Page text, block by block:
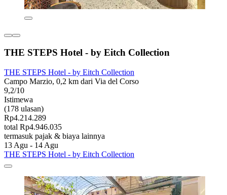
THE STEPS Hotel - by Eitch Collection
THE STEPS Hotel - by Eitch Collection
Campo Marzio, 0,2 km dari Via del Corso
9,2/10
Istimewa
(178 ulasan)
Rp4.214.289
total Rp4.946.035
termasuk pajak & biaya lainnya
13 Agu - 14 Agu
THE STEPS Hotel - by Eitch Collection